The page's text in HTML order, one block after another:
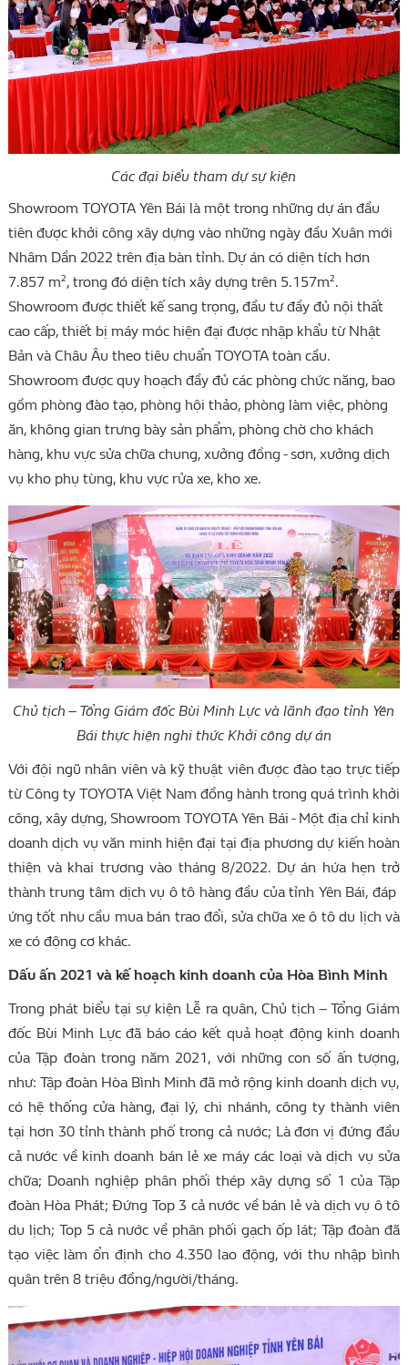
Các đại biểu tham dự sự kiện
Showroom TOYOTA Yên Bái là một trong những dự án đầu
tiên được khởi công xây dựng vào những ngày đầu Xuân mới
Nhâm Dần 2022 trên địa bàn tỉnh. Dự án có diện tích hơn
7.857 m², trong đó diện tích xây dựng trên 5.157m².
Showroom được thiết kế sang trọng, đầu tư đầy đủ nội thất
cao cấp, thiết bị máy móc hiện đại được nhập khẩu từ Nhật
Bản và Châu Âu theo tiêu chuẩn TOYOTA toàn cầu.
Showroom được quy hoạch đầy đủ các phòng chức năng, bao
gồm phòng đào tạo, phòng hội thảo, phòng làm việc, phòng
ăn, không gian trưng bày sản phẩm, phòng chờ cho khách
hàng, khu vực sửa chữa chung, xưởng đồng - sơn, xưởng dịch
vụ kho phụ tùng, khu vực rửa xe, kho xe.
Chủ tịch – Tổng Giám đốc Bùi Minh Lực và lãnh đạo tỉnh Yên
Bái thực hiện nghi thức Khởi công dự án
Với đội ngũ nhân viên và kỹ thuật viên được đào tạo trực tiếp
từ Công ty TOYOTA Việt Nam đồng hành trong quá trình khởi
công, xây dựng, Showroom TOYOTA Yên Bái - Một địa chỉ kinh
doanh dịch vụ văn minh hiện đại tại địa phương dự kiến hoàn
thiện và khai trương vào tháng 8/2022. Dự án hứa hẹn trở
thành trung tâm dịch vụ ô tô hàng đầu của tỉnh Yên Bái, đáp
ứng tốt nhu cầu mua bán trao đổi, sửa chữa xe ô tô du lịch và
xe có động cơ khác.
Dấu ấn 2021 và kế hoạch kinh doanh của Hòa Bình Minh
Trong phát biểu tại sự kiện Lễ ra quân, Chủ tịch – Tổng Giám
đốc Bùi Minh Lực đã báo cáo kết quả hoạt động kinh doanh
của Tập đoàn trong năm 2021, với những con số ấn tượng,
như: Tập đoàn Hòa Bình Minh đã mở rộng kinh doanh dịch vụ,
có hệ thống cửa hàng, đại lý, chi nhánh, công ty thành viên
tại hơn 30 tỉnh thành phố trong cả nước; Là đơn vị đứng đầu
cả nước về kinh doanh bán lẻ xe máy các loại và dịch vụ sửa
chữa; Doanh nghiệp phân phối thép xây dựng số 1 của Tập
đoàn Hòa Phát; Đứng Top 3 cả nước về bán lẻ và dịch vụ ô tô
du lịch; Top 5 cả nước về phân phối gạch ốp lát; Tập đoàn đã
tạo việc làm ổn định cho 4.350 lao động, với thu nhập bình
quân trên 8 triệu đồng/người/tháng.